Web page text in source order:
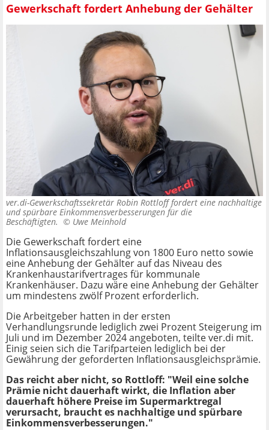
Gewerkschaft fordert Anhebung der Gehälter
ver.di-Gewerkschaftssekretär Robin Rottloff fordert eine nachhaltige
und spürbare Einkommensverbesserungen für die
Beschäftigten. © Uwe Meinhold
Die Gewerkschaft fordert eine
Inflationsausgleichszahlung von 1800 Euro netto sowie
eine Anhebung der Gehälter auf das Niveau des
Krankenhaustarifvertrages für kommunale
Krankenhäuser. Dazu wäre eine Anhebung der Gehälter
um mindestens zwölf Prozent erforderlich.
Die Arbeitgeber hatten in der ersten
Verhandlungsrunde lediglich zwei Prozent Steigerung im
Juli und im Dezember 2024 angeboten, teilte ver.di mit.
Einig seien sich die Tarifparteien lediglich bei der
Gewährung der geforderten Inflationsausgleichsprämie.
Das reicht aber nicht, so Rottloff: "Weil eine solche
Prämie nicht dauerhaft wirkt, die Inflation aber
dauerhaft höhere Preise im Supermarktregal
verursacht, braucht es nachhaltige und spürbare
Einkommensverbesserungen."